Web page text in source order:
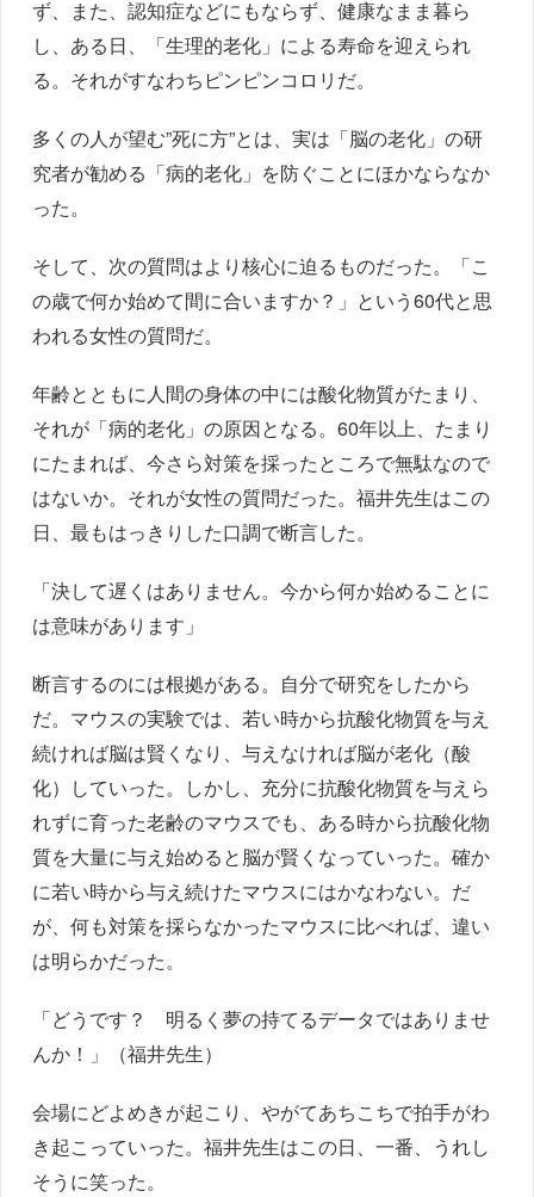
ず、また、認知症などにもならず、健康なまま暮ら
し、ある日、「生理的老化」による寿命を迎えられ
る。それがすなわちピンピンコロリだ。
多くの人が望む”死に方”とは、実は「脳の老化」の研
究者が勧める「病的老化」を防ぐことにほかならなか
った。
そして、次の質問はより核心に迫るものだった。「こ
の歳で何か始めて間に合いますか？」という60代と思
われる女性の質問だ。
年齢とともに人間の身体の中には酸化物質がたまり、
それが「病的老化」の原因となる。60年以上、たまり
にたまれば、今さら対策を採ったところで無駄なので
はないか。それが女性の質問だった。福井先生はこの
日、最もはっきりした口調で断言した。
「決して遅くはありません。今から何か始めることに
は意味があります」
断言するのには根拠がある。自分で研究をしたから
だ。マウスの実験では、若い時から抗酸化物質を与え
続ければ脳は賢くなり、与えなければ脳が老化（酸
化）していった。しかし、充分に抗酸化物質を与えら
れずに育った老齢のマウスでも、ある時から抗酸化物
質を大量に与え始めると脳が賢くなっていった。確か
に若い時から与え続けたマウスにはかなわない。だ
が、何も対策を採らなかったマウスに比べれば、違い
は明らかだった。
「どうです？ 明るく夢の持てるデータではありませ
んか！」（福井先生）
会場にどよめきが起こり、やがてあちこちで拍手がわ
き起こっていった。福井先生はこの日、一番、うれし
そうに笑った。